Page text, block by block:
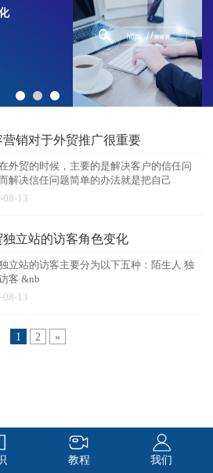
营销对于外贸推广很重要
外贸的时候，主要的是解决客户的信任问
解决信任问题简单的办法就是把自己
08-13
独立站的访客角色变化
立站的访客主要分为以下五种：陌生人 独
客 &nb
08-13
1 2 »
教程 我们